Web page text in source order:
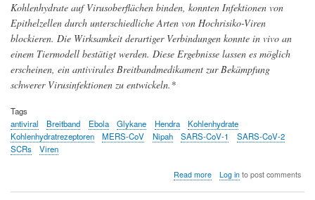
Kohlenhydrate auf Virusoberflächen binden, konnten Infektionen von
Epithelzellen durch unterschiedliche Arten von Hochrisiko-Viren
blockieren. Die Wirksamkeit derartiger Verbindungen konnte in vivo an
einem Tiermodell bestätigt werden. Diese Ergebnisse lassen es möglich
erscheinen, ein antivirales Breitbandmedikament zur Bekämpfung
schwerer Virusinfektionen zu entwickeln.*
Tags
antiviral
Breitband Ebola Glykane Hendra
Kohlenhydrate
Kohlenhydratrezeptoren
MERS-CoV Nipah SARS-CoV-1
SARS-CoV-2
SCRs
Viren
Read moreabout
Log into post comments